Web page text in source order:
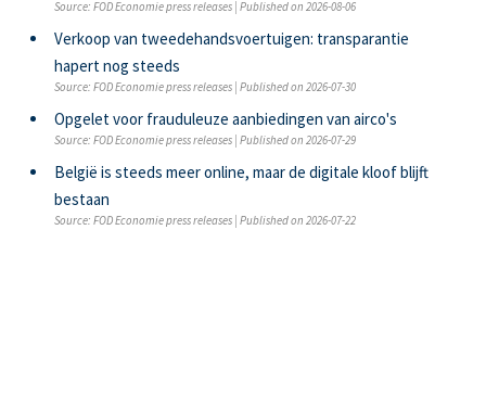
Source: FOD Economie press releases Published on 2026-08-06
Verkoop van tweedehandsvoertuigen: transparantie
hapert nog steeds
Source: FOD Economie press releases Published on 2026-07-30
Opgelet voor frauduleuze aanbiedingen van airco's
Source: FOD Economie press releases Published on 2026-07-29
België is steeds meer online, maar de digitale kloof blijft
bestaan
Source: FOD Economie press releases Published on 2026-07-22